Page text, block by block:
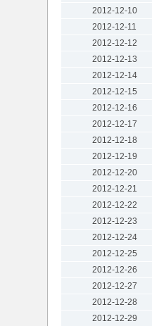
2012-12-10
2012-12-11
2012-12-12
2012-12-13
2012-12-14
2012-12-15
2012-12-16
2012-12-17
2012-12-18
2012-12-19
2012-12-20
2012-12-21
2012-12-22
2012-12-23
2012-12-24
2012-12-25
2012-12-26
2012-12-27
2012-12-28
2012-12-29